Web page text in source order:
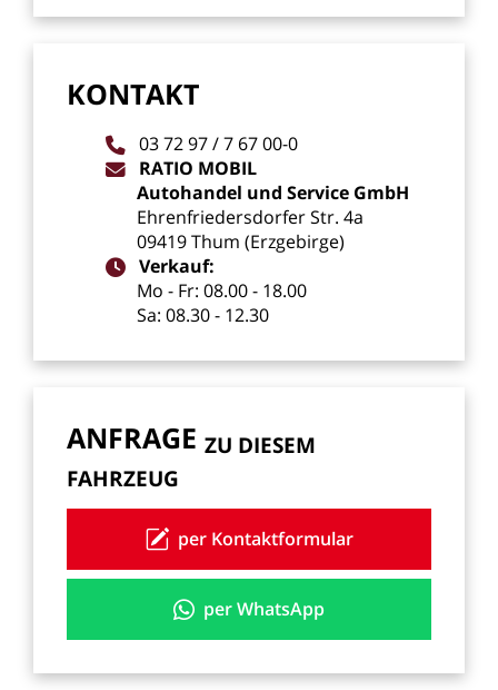
KONTAKT
037297/7 6700-0
RATIO MOBIL
Autohandel und Service GmbH
EhrenfriedersdorferStr. 4a
09419Thum (Erzgebirge)
Verkauf:
Mo - Fr: 08.00- 18.00
Sa: 08.30- 12.30
ANFRAGE ZU DIESEM
FAHRZEUG
per Kontaktformular
per WhatsApp